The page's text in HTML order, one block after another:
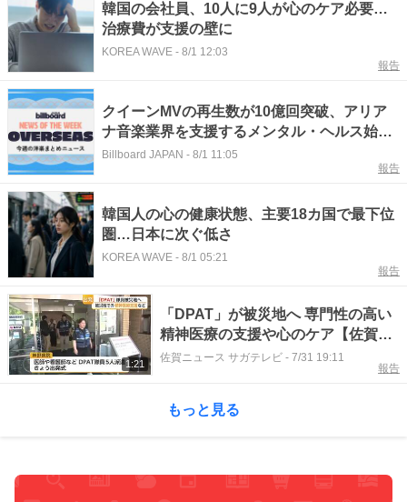
韓国の会社員、10人に9人が心のケア必要…
治療費が支援の壁に
KOREA WAVE - 8/1 12:03
報告
クイーンMVの再生数が10億回突破、アリア
ナ音楽業界を支援するメンタル・ヘルス始
動、BTSが【グラミー賞】へのエントリーを
Billboard JAPAN - 8/1 11:05
報告
韓国人の心の健康状態、主要18カ国で最下位
圏…日本に次ぐ低さ
KOREA WAVE - 8/1 05:21
報告
1:21
「DPAT」が被災地へ 専門性の高い
精神医療の支援や心のケア【佐賀
県】
佐賀ニュース サガテレビ - 7/31 19:11
報告
もっと見る